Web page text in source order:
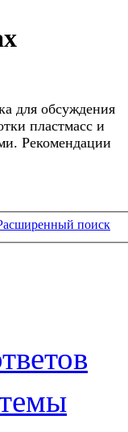
для обсуждения
пластмасс и
Рекомендации
поиск